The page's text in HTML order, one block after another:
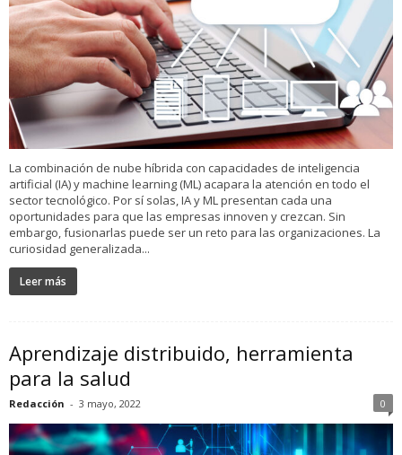
La combinación de nube híbrida con capacidades de inteligencia
artificial (IA) y machine learning (ML) acapara la atención en todo el
sector tecnológico. Por sí solas, IA y ML presentan cada una
oportunidades para que las empresas innoven y crezcan. Sin
embargo, fusionarlas puede ser un reto para las organizaciones. La
curiosidad generalizada...
Leer más
Aprendizaje distribuido, herramienta
para la salud
Redacción - 3 mayo, 2022 0